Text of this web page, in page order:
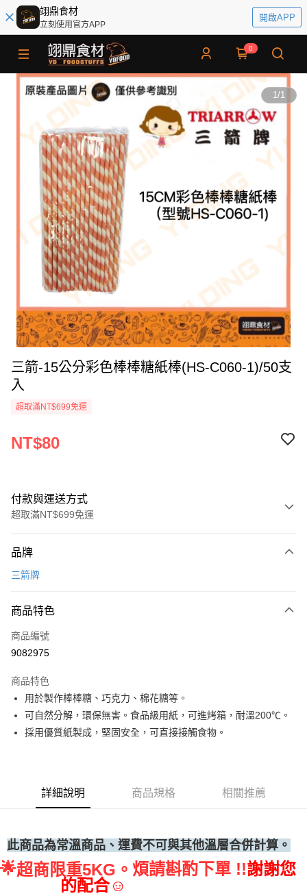
翊鼎食材
立刻使用官方APP
開啟APP
0
1/1
三箭-15公分彩色棒棒糖紙棒(HS-C060-1)/50支
入
超取滿NT$699免運
NT$80
付款與運送方式
超取滿NT$699免運
信用卡一次付款
運送方式
• 付款後全家取貨
• 付款後7-11取貨
每筆NT$60，滿NT$699(含以上)免運費
(請點開選項勾選)
品牌
三箭牌
商品特色
商品編號
9082975
商品特色
用於製作棒棒糖、巧克力、棉花糖等。
可自然分解，環保無害。食品級用紙，可進烤箱，耐溫200℃。
採用優質紙製成，堅固安全，可直接接觸食物。
詳細說明 商品規格 相關推薦
此商品為常溫商品、運費不可與其他溫層合併計算。
🌟超商限重5KG。 煩請斟酌下單 !!謝謝您
的配合☺